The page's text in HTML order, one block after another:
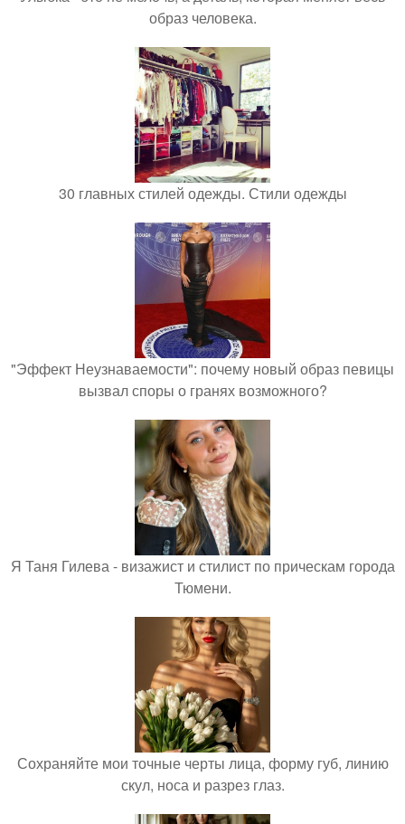
образ человека.
30 главных стилей одежды. Стили одежды
"Эффект Неузнаваемости": почему новый образ певицы
вызвал споры о гранях возможного?
Я Таня Гилева - визажист и стилист по прическам города
Тюмени.
Сохраняйте мои точные черты лица, форму губ, линию
скул, носа и разрез глаз.